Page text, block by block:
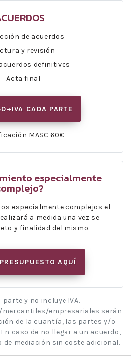
de acuerdos
y revisión
definitivos
Acta final
CADA PARTE
MASC 60€
especialmente
especialmente complejos el
a medida una vez se
y finalidad del mismo.
AQUÍ
y no incluye IVA.
mercantiles/empresariales serán
de la cuantía, las partes y/o
caso de no llegar a un acuerdo,
mediación sin coste adicional.